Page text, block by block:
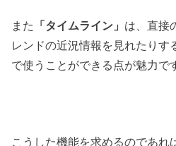
また 「タイムライン」 は、直接
レンドの近況情報を見れたりす
で使うことができる点が魅力で
こうした機能を求めるのであれ